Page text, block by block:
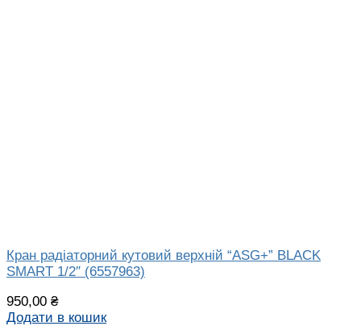
Кран радіаторний кутовий верхній “ASG+” BLACK
SMART 1/2″ (6557963)
950,00 ₴
Додати в кошик